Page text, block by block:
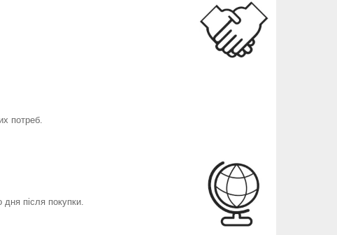
потреб.
після покупки.